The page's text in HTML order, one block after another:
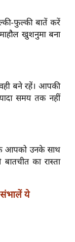
फुल्की बातें करें
खुशनुमा बना
बने रहें। आपकी
समय तक नहीं
आपको उनके साथ
का रास्ता
ये